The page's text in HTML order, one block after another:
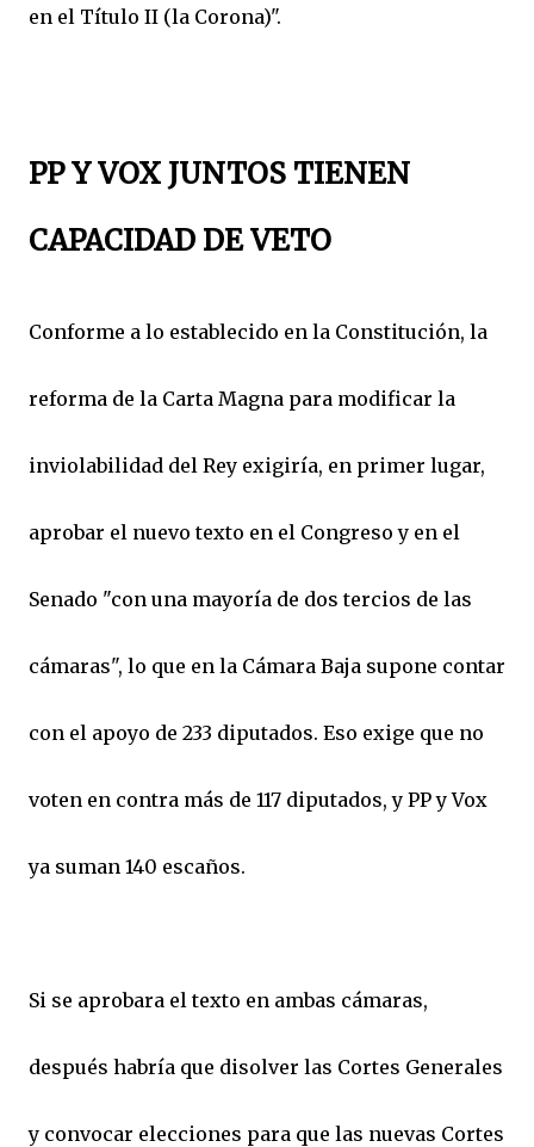
en el Título II (la Corona)".
PP Y VOX JUNTOS TIENEN
CAPACIDAD DE VETO
Conforme a lo establecido en la Constitución, la
reforma de la Carta Magna para modificar la
inviolabilidad del Rey exigiría, en primer lugar,
aprobar el nuevo texto en el Congreso y en el
Senado "con una mayoría de dos tercios de las
cámaras", lo que en la Cámara Baja supone contar
con el apoyo de 233 diputados. Eso exige que no
voten en contra más de 117 diputados, y PP y Vox
ya suman 140 escaños.
Si se aprobara el texto en ambas cámaras,
después habría que disolver las Cortes Generales
y convocar elecciones para que las nuevas Cortes